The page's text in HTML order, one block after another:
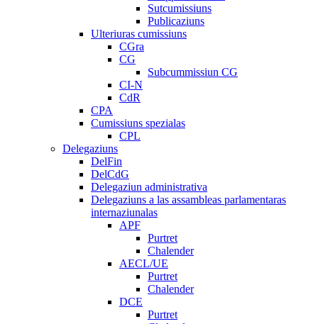
Sutcumissiuns
Publicaziuns
Ulteriuras cumissiuns
CGra
CG
Subcummissiun CG
CI-N
CdR
CPA
Cumissiuns spezialas
CPL
Delegaziuns
DelFin
DelCdG
Delegaziun administrativa
Delegaziuns a las assambleas parlamentaras
internaziunalas
APF
Purtret
Chalender
AECL/UE
Purtret
Chalender
DCE
Purtret